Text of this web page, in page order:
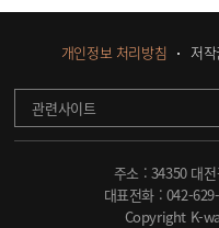
개인정보 처리방침 저
관련사이트
주소 : 34350 대
대표전화 : 042-
Copyright K-